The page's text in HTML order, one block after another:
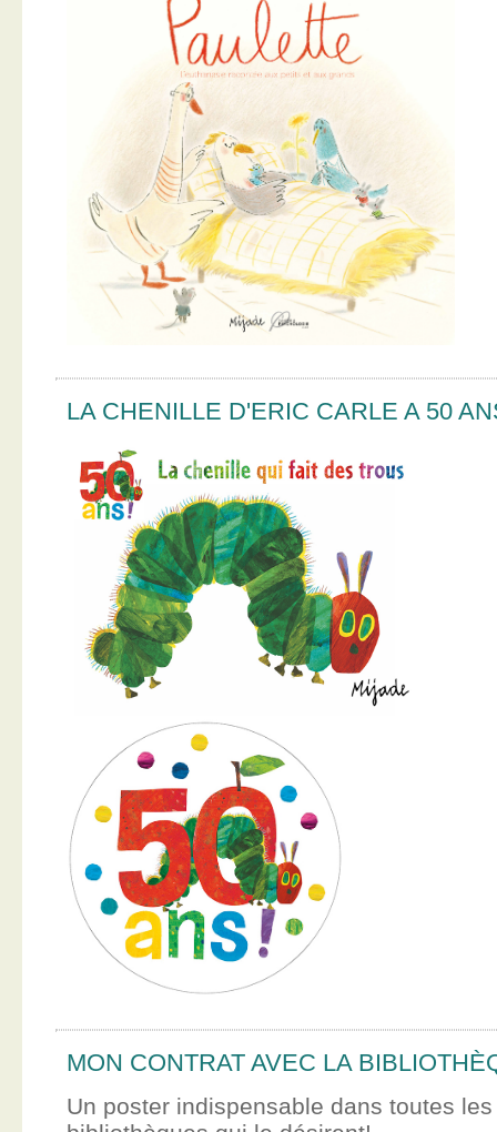
LA CHENILLE D'ERIC CARLE A 50
MON CONTRAT AVEC LA
Un poster indispensable dans toutes